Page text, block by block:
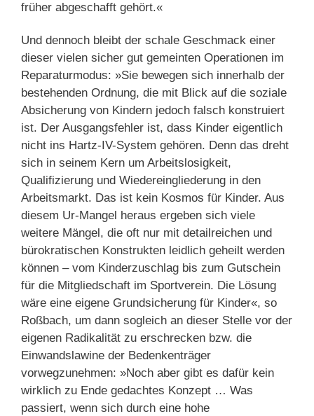
früher abgeschafft gehört.«
Und dennoch bleibt der schale Geschmack einer
dieser vielen sicher gut gemeinten Operationen im
Reparaturmodus: »Sie bewegen sich innerhalb der
bestehenden Ordnung, die mit Blick auf die soziale
Absicherung von Kindern jedoch falsch konstruiert
ist. Der Ausgangsfehler ist, dass Kinder eigentlich
nicht ins Hartz-IV-System gehören. Denn das dreht
sich in seinem Kern um Arbeitslosigkeit,
Qualifizierung und Wiedereingliederung in den
Arbeitsmarkt. Das ist kein Kosmos für Kinder. Aus
diesem Ur-Mangel heraus ergeben sich viele
weitere Mängel, die oft nur mit detailreichen und
bürokratischen Konstrukten leidlich geheilt werden
können – vom Kinderzuschlag bis zum Gutschein
für die Mitgliedschaft im Sportverein. Die Lösung
wäre eine eigene Grundsicherung für Kinder«, so
Roßbach, um dann sogleich an dieser Stelle vor der
eigenen Radikalität zu erschrecken bzw. die
Einwandslawine der Bedenkenträger
vorwegzunehmen: »Noch aber gibt es dafür kein
wirklich zu Ende gedachtes Konzept … Was
passiert, wenn sich durch eine hohe